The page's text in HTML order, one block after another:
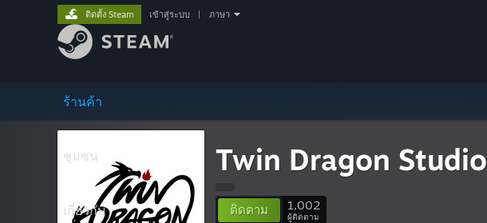
ร้านค้า
ชุมชน
เกี่ยวกับ
ติดตั้ง Steam เข้าสู่ระบบ ภาษา
Twin Dragon Studio
ติดตาม 1,002
ผู้ติดตาม